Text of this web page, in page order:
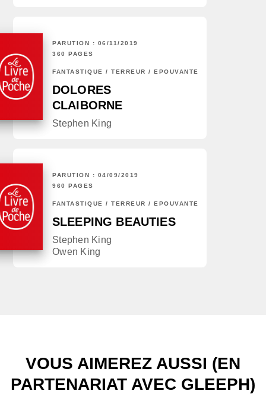
PARUTION : 06/11/2019
360 PAGES
FANTASTIQUE / TERREUR / EPOUVANTE
DOLORES
CLAIBORNE
Stephen King
PARUTION : 04/09/2019
960 PAGES
FANTASTIQUE / TERREUR / EPOUVANTE
SLEEPING BEAUTIES
Stephen King
Owen King
VOUS AIMEREZ AUSSI (EN
PARTENARIAT AVEC GLEEPH)